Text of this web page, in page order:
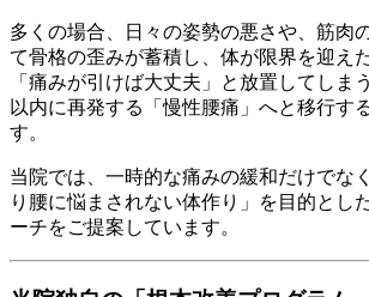
多くの場合、日々の姿勢の悪さや、筋肉
て骨格の歪みが蓄積し、体が限界を迎え
「痛みが引けば大丈夫」と放置してしま
以内に再発する「慢性腰痛」へと移行す
す。
当院では、一時的な痛みの緩和だけでな
り腰に悩まされない体作り」を目的とし
ーチをご提案しています。